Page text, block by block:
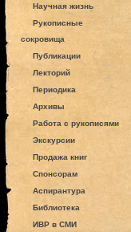
Научная жизнь
Рукописные
сокровища
Публикации
Лекторий
Периодика
Архивы
Работа с рукописями
Экскурсии
Продажа книг
Спонсорам
Аспирантура
Библиотека
ИВР в СМИ